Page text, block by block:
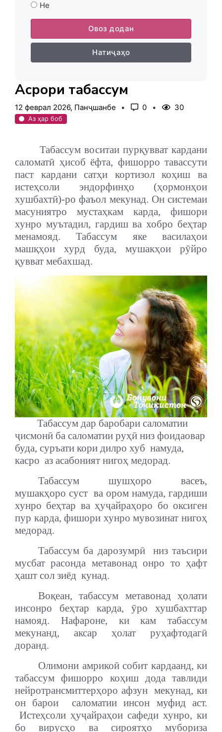
Не
Овоз додан
Натиҷаҳо
Асрори табассум
12 феврал 2026, Панҷшанбе 0 30
Аз ҳар боб
Табассум воситаи пурқувват кардани
саломатӣ ҳисоб ёфта, фишорро тавассути
паст кардани сатҳи кортизол коҳиш ва
истеҳсоли эндорфинҳо (ҳормонҳои
хушбахтӣ)-ро фаъол мекунад. Он системаи
масуниятро мустаҳкам карда, фишори
хунро муътадил, гардиш ва хобро беҳтар
менамояд. Табассум яке василаҳои
машқҳои хурд буда, мушакҳои рӯйро
қувват мебахшад.
Табассум дар баробари саломатии
ҷисмонӣ ба саломатии руҳӣ низ фоидаовар
буда, суръати кори дилро хуб намуда,
касро аз асабоният нигоҳ медорад.
Табассум шушҳоро васеъ,
мушакҳоро суст ва ором намуда, гардиши
хунро беҳтар ва ҳуҷайраҳоро бо оксиген
пур карда, фишори хунро мувозинат нигоҳ
медорад.
Табассум ба дарозумрӣ
низ таъсири
мусбат расонда метавонад онро то ҳафт
ҳашт сол зиёд кунад.
Воқеан, табассум метавонад ҳолати
инсонро беҳтар карда, ӯро хушбахттар
намояд. Нафароне, ки кам табассум
мекунанд, аксар ҳолат руҳафтодагӣ
доранд.
Олимони амрикоӣ собит кардаанд, ки
табассум фишорро коҳиш дода тавлиди
нейротрансмиттерҳоро афзун мекунад, ки
он барои
саломатии инсон муфид аст.
Истеҳсоли ҳуҷайраҳои сафеди хунро, ки
бо вирусҳо ва сироятҳо мубориза